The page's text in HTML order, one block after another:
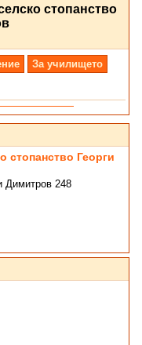
стопанство
За училището
стопанство Георги
Димитров 248